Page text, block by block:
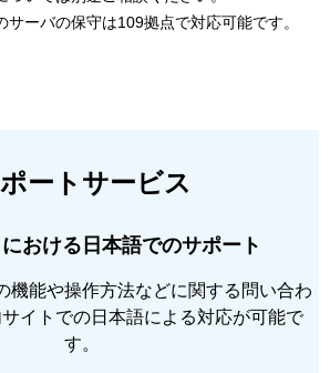
サーバの保守は109拠点で対応可能です。
ートサービス
おける日本語でのサポート
機能や操作方法などに関する問い合わ
イトでの日本語による対応が可能で
す。